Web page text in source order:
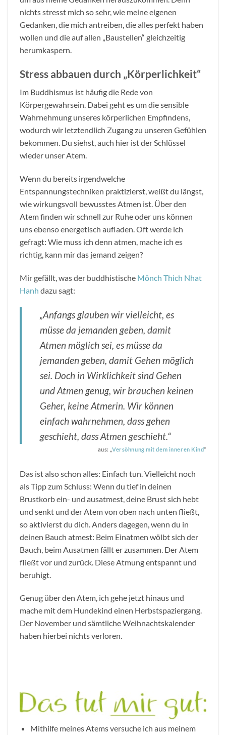
nichts stresst mich so sehr, wie meine eigenen
Gedanken, die mich antreiben, die alles perfekt haben
wollen und die auf allen „Baustellen“ gleichzeitig
herumkaspern.
Stress abbauen durch „Körperlichkeit“
Im Buddhismus ist häufig die Rede von
Körpergewahrsein. Dabei geht es um die sensible
Wahrnehmung unseres körperlichen Empfindens,
wodurch wir letztendlich Zugang zu unseren Gefühlen
bekommen. Du siehst, auch hier ist der Schlüssel
wieder unser Atem.
Wenn du bereits irgendwelche
Entspannungstechniken praktizierst, weißt du längst,
wie wirkungsvoll bewusstes Atmen ist. Über den
Atem finden wir schnell zur Ruhe oder uns können
uns ebenso energetisch aufladen. Oft werde ich
gefragt: Wie muss ich denn atmen, mache ich es
richtig, kann mir das jemand zeigen?
Mir gefällt, was der buddhistische Mönch Thich Nhat
Hanh dazu sagt:
„Anfangs glauben wir vielleicht, es
müsse da jemanden geben, damit
Atmen möglich sei, es müsse da
jemanden geben, damit Gehen möglich
sei. Doch in Wirklichkeit sind Gehen
und Atmen genug, wir brauchen keinen
Geher, keine Atmerin. Wir können
einfach wahrnehmen, dass gehen
geschieht, dass Atmen geschieht.“
aus: „Versöhnung mit dem inneren Kind“
Das ist also schon alles: Einfach tun. Vielleicht noch
als Tipp zum Schluss: Wenn du tief in deinen
Brustkorb ein- und ausatmest, deine Brust sich hebt
und senkt und der Atem von oben nach unten fließt,
so aktivierst du dich. Anders dagegen, wenn du in
deinen Bauch atmest: Beim Einatmen wölbt sich der
Bauch, beim Ausatmen fällt er zusammen. Der Atem
fließt vor und zurück. Diese Atmung entspannt und
beruhigt.
Genug über den Atem, ich gehe jetzt hinaus und
mache mit dem Hundekind einen Herbstspaziergang.
Der November und sämtliche Weihnachtskalender
haben hierbei nichts verloren.
Mithilfe meines Atems versuche ich aus meinem